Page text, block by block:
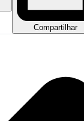
Compartilhar